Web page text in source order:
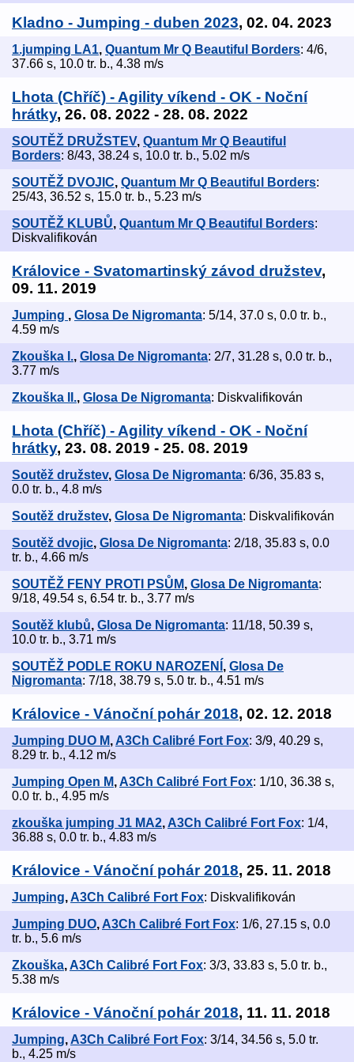
Kladno - Jumping - duben 2023, 02. 04. 2023
1.jumping LA1, Quantum Mr Q Beautiful Borders: 4/6,
37.66 s, 10.0 tr. b., 4.38 m/s
Lhota (Chříč) - Agility víkend - OK - Noční
hrátky, 26. 08. 2022 - 28. 08. 2022
SOUTĚŽ DRUŽSTEV, Quantum Mr Q Beautiful
Borders: 8/43, 38.24 s, 10.0 tr. b., 5.02 m/s
SOUTĚŽ DVOJIC, Quantum Mr Q Beautiful Borders:
25/43, 36.52 s, 15.0 tr. b., 5.23 m/s
SOUTĚŽ KLUBŮ, Quantum Mr Q Beautiful Borders:
Diskvalifikován
Královice - Svatomartinský závod družstev,
09. 11. 2019
Jumping , Glosa De Nigromanta: 5/14, 37.0 s, 0.0 tr. b.,
4.59 m/s
Zkouška I., Glosa De Nigromanta: 2/7, 31.28 s, 0.0 tr. b.,
3.77 m/s
Zkouška II., Glosa De Nigromanta: Diskvalifikován
Lhota (Chříč) - Agility víkend - OK - Noční
hrátky, 23. 08. 2019 - 25. 08. 2019
Soutěž družstev, Glosa De Nigromanta: 6/36, 35.83 s,
0.0 tr. b., 4.8 m/s
Soutěž družstev, Glosa De Nigromanta: Diskvalifikován
Soutěž dvojic, Glosa De Nigromanta: 2/18, 35.83 s, 0.0
tr. b., 4.66 m/s
SOUTĚŽ FENY PROTI PSŮM, Glosa De Nigromanta:
9/18, 49.54 s, 6.54 tr. b., 3.77 m/s
Soutěž klubů, Glosa De Nigromanta: 11/18, 50.39 s,
10.0 tr. b., 3.71 m/s
SOUTĚŽ PODLE ROKU NAROZENÍ , Glosa De
Nigromanta: 7/18, 38.79 s, 5.0 tr. b., 4.51 m/s
Královice - Vánoční pohár 2018, 02. 12. 2018
Jumping DUO M, A3Ch Calibré Fort Fox: 3/9, 40.29 s,
8.29 tr. b., 4.12 m/s
Jumping Open M,A3Ch Calibré Fort Fox: 1/10, 36.38 s,
0.0 tr. b., 4.95 m/s
zkouška jumping J1 MA2, A3Ch Calibré Fort Fox: 1/4,
36.88 s, 0.0 tr. b., 4.83 m/s
Královice - Vánoční pohár 2018, 25. 11. 2018
Jumping,A3Ch Calibré Fort Fox: Diskvalifikován
Jumping DUO, A3Ch Calibré Fort Fox: 1/6, 27.15 s, 0.0
tr. b., 5.6 m/s
Zkouška,A3Ch Calibré Fort Fox: 3/3, 33.83 s, 5.0 tr. b.,
5.38 m/s
Královice - Vánoční pohár 2018, 11. 11. 2018
Jumping, A3Ch Calibré Fort Fox: 3/14, 34.56 s, 5.0 tr.
b., 4.25 m/s